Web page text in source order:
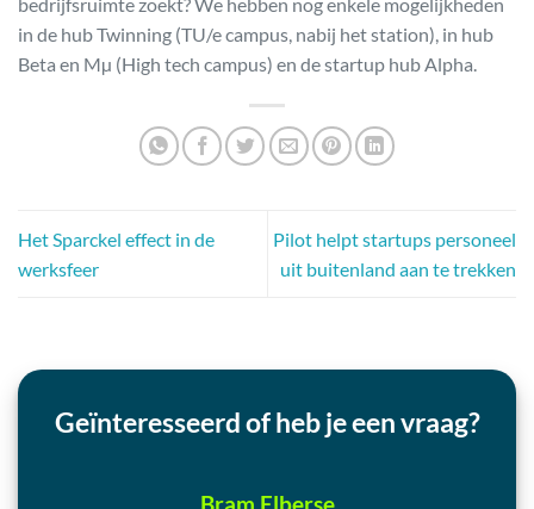
in de hub Twinning (TU/e campus, nabij het station), in hub
Beta en Mµ (High tech campus) en de startup hub Alpha.
Het Sparckel effect in de
werksfeer
Pilot helpt startups personeel
uit buitenland aan te trekken
Geïnteresseerd of heb je een vraag?